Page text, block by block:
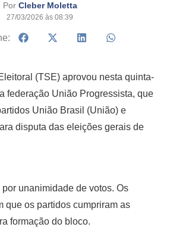
Por Cleber Moletta
27/03/2026 às 08:39
(TSE) aprovou nesta quinta-
federação União Progressista, que
União Brasil (União) e
disputa das eleições gerais de
por unanimidade de votos. Os
que os partidos cumpriram as
formação do bloco.